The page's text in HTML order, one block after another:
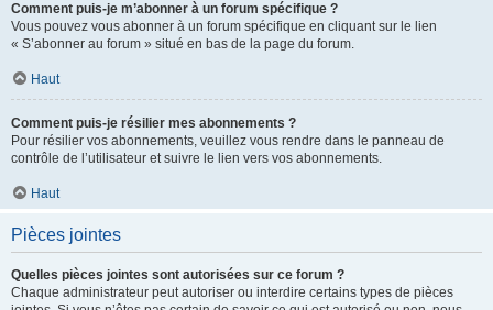
Comment puis-je m’abonner à un forum spécifique ?
Vous pouvez vous abonner à un forum spécifique en cliquant sur le lien
« S’abonner au forum » situé en bas de la page du forum.
Haut
Comment puis-je résilier mes abonnements ?
Pour résilier vos abonnements, veuillez vous rendre dans le panneau de
contrôle de l’utilisateur et suivre le lien vers vos abonnements.
Haut
Pièces jointes
Quelles pièces jointes sont autorisées sur ce forum ?
Chaque administrateur peut autoriser ou interdire certains types de pièces